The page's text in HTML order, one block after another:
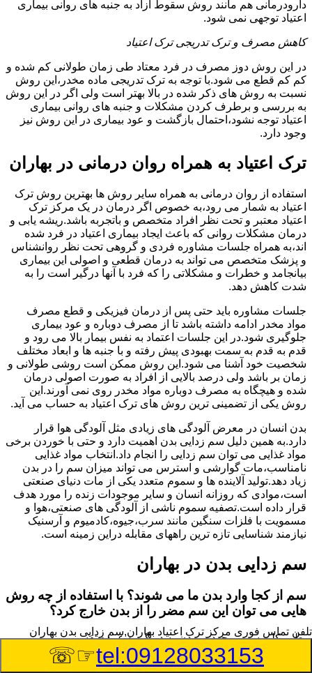
دارودرمانی هم مانند روش سقوط آزاد به جنبه های روانی بیماری
اعتیاد توجهی نمی شود.
کاهش مصرف و ترک تدریجی ترک اعتیاد
در این روش دوز مصرف در فرد معتاد طی زمان طولانی کم شده و
کم کم قطع می شود.با توجه به ترک تدریجی ماده مخدر،این روش
نسبت به روش های ذکر شده در بالا بهتر است ولی اگر در این روش
به بررسی و برطرف کردن مشکلات و جنبه های روانی بیماری
اعتیاد توجه نشود،احتمال بازگشت و عود بیماری در این روش نیز
وجود دارد.
ترک اعتیاد به همراه روان درمانی در بهاران
استفاده از روان درمانی به همراه سایر روش ها بهترین روش ترک
اعتیاد به شمار می رود،به خصوص اگر درمان در یک مرکز ترک
اعتیاد معتبر و تحت نظر افراد متخصص و باتجربه باشد.ریشه یابی و
درمان مشکلات روانی که باعث ایجاد بیماری اعتیاد در فرد شده
اند،به همراه جلسات مشاوره فردی و گروهی تحت نظر روانشناس
و پزشک متخصص می تواند به درمان قطعی و اصولی این بیماری
بیانجامد و خطرات و مشکلاتی را که فرد با آنها درگیر است را به
شدت کاهش دهد.
جلسات مشاوره باید حتی پس از درمان فیزیکی و قطع مصرف
مواد مخدر ادامه داشته باشد تا از مصرف دوباره و عود بیماری
جلوگیری شود.در این جلسات اعتماد به نفس بیمار بالا می رود و
قدم به قدم به سمت بهبودی پیش رفته و با جنبه ها و ابعاد مختلف
شخصیت خود آشنا می شود.این روش ممکن است روشی طولانی و
زمان بر باشد ولی درصد بالایی از افراد به صورت اصولی درمان
شده و هیچگاه به مصرف دوباره مواد مخدر روی نمی آورند.این
روش یکی از تضمینی ترین روش های ترک اعتیاد به حساب می آید.
بدن انسان در معرض آلودگی های زیادی مثل آلودگی هوا قرار
دارد.به همین دلیل سم زدایی بدن اهمیت دارد و حتی با خوردن برخی
مواد غذایی می توان سم زدایی را انجام داد.انتخاب مواد غذایی
نامناسب،مات گوارشی و استرس می تواند میزان سم را در بدن
زیاد دهد.تولید آلاینده ها و سموم متعدد یکی از مات دنیای صنعتی
است،موادی که روزانه انسان و سایر موجودات زنده را مورد هدف
قرار داده است.تصفیه سموم ناشی از آلودگی های صنعتی،هوا و
مسمویت با فلزات سنگین مانند سرب،جیوه،کادمیوم و آرسنیک
نیازمند شناسایی تازه ترین راههای مقابله دراین زمینه است.
سم زدایی بدن در بهاران
سم از کجا وارد بدن ما می شوند؟ با استفاده از چه روش
هایی می توان این سم مضر را از بدن خارج کرد؟
بطور کلی سم موجود در بدن به دو گروه عمده تقسیم می
شوند.بخش بزرگی از این سموم مثل مواد به جا مانده از سموم
گیاهی و آفت کش ها،فلزات سنگین ناشی از آلودگی هوا،انواع
تلفن تماس فوری مرکز ترک اعتیاد بهاران,سم زدایی بدن بهاران
tel:09128033153
☞☏